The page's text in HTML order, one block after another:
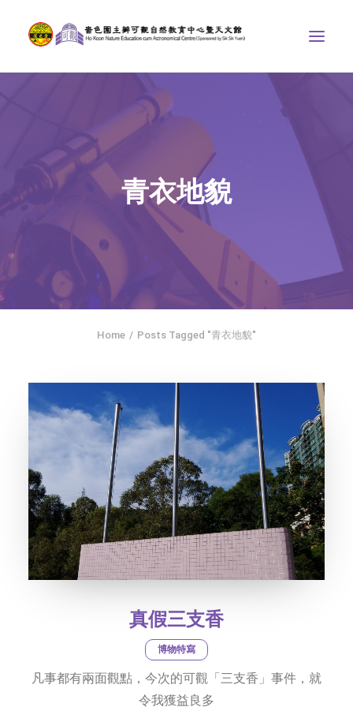
天文館
博物天地
比賽/專題計劃
聯絡我們
SEARCH
社交平台
字型大小
青衣地貌
Home Posts Tagged "青衣地貌"
真假三支香
博物特寫
凡事都有兩面觀點，今次的可觀「三支香」事件，就
令我獲益良多